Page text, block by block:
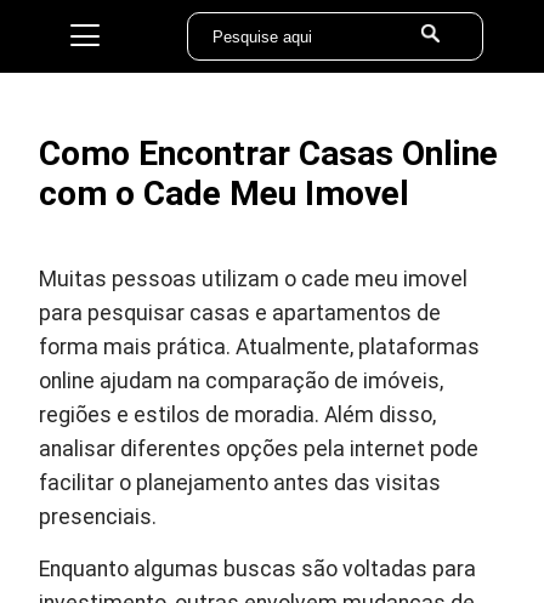
Como Encontrar Casas Online
com o Cade Meu Imovel
Muitas pessoas utilizam o cade meu imovel
para pesquisar casas e apartamentos de
forma mais prática. Atualmente, plataformas
online ajudam na comparação de imóveis,
regiões e estilos de moradia. Além disso,
analisar diferentes opções pela internet pode
facilitar o planejamento antes das visitas
presenciais.
Enquanto algumas buscas são voltadas para